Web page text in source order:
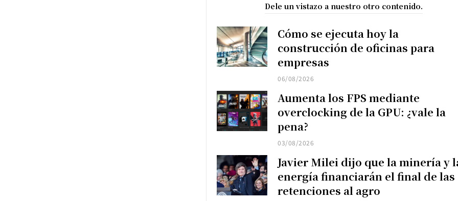
Dele un vistazo a nuestro otro contenido.
Cómo se ejecuta hoy la
construcción de oficinas para
empresas
06/08/2026
Aumenta los FPS mediante
overclocking de la GPU: ¿vale la
pena?
03/08/2026
Javier Milei dijo que la minería y
energía financiarán el final de las
retenciones al agro